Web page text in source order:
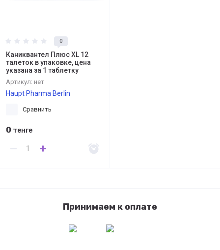
0
Каниквантел Плюс XL 12
талеток в упаковке, цена
указана за 1 таблетку
Артикул: нет
Haupt Pharma Berlin
Сравнить
0 тенге
Принимаем к оплате